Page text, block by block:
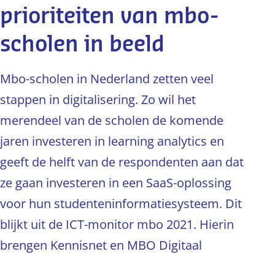
prioriteiten van mbo-
scholen in beeld
Mbo-scholen in Nederland zetten veel
stappen in digitalisering. Zo wil het
merendeel van de scholen de komende
jaren investeren in learning analytics en
geeft de helft van de respondenten aan dat
ze gaan investeren in een SaaS-oplossing
voor hun studenteninformatiesysteem. Dit
blijkt uit de ICT-monitor mbo 2021. Hierin
brengen Kennisnet en MBO Digitaal